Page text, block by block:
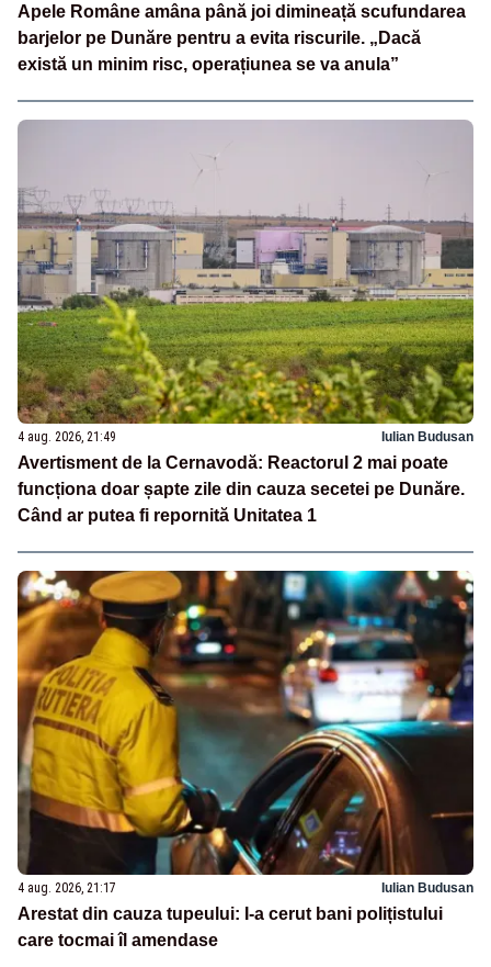
Apele Române amâna până joi dimineață scufundarea
barjelor pe Dunăre pentru a evita riscurile. „Dacă
există un minim risc, operațiunea se va anula”
4 aug. 2026, 21:49 Iulian Budusan
Avertisment de la Cernavodă: Reactorul 2 mai poate
funcționa doar șapte zile din cauza secetei pe Dunăre.
Când ar putea fi repornită Unitatea 1
4 aug. 2026, 21:17 Iulian Budusan
Arestat din cauza tupeului: I-a cerut bani polițistului
care tocmai îl amendase